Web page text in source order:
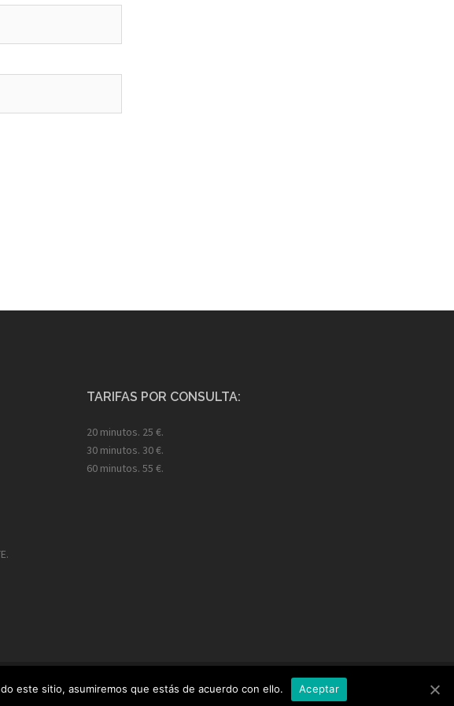
TARIFAS POR CONSULTA:
20 minutos. 25 €.
30 minutos. 30 €.
60 minutos. 55 €.
este sitio, asumiremos que estás de acuerdo con ello. Aceptar